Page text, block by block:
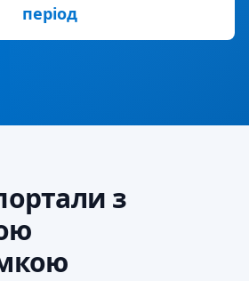
період
з